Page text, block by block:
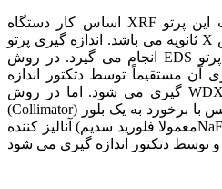
اساس کار دستگاه XRF اندازه گیری انرژی و شدت این پرتو X
ثانویه می باشد. اندازه گیری پرتو X ثانویه به دو روش WDS و EDS
انجام می گیرد. در روش EDS هنگامی که پرتو X ثانویه از نمونه
مستقیماً توسط دتکتور اندازه
گیری می شود. اما در روش WDX ابتدا پرتو توسط یک کلیماتور
(Collimator) به صورت موازی درآمده و سپس با برخورد به یک بلور
آنالیز کننده (معمولا فلورید سدیمNaF ) همانند آنچه در دستگاه XRD